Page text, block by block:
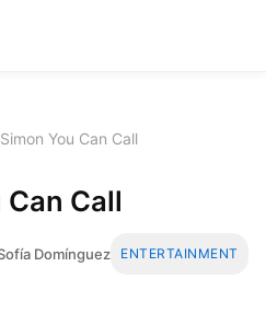
You Can Call
Can Call
Domínguez ENTERTAINMENT